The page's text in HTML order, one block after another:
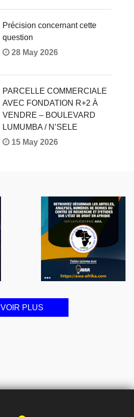
Précision concernant cette
question
28 May 2026
PARCELLE COMMERCIALE
AVEC FONDATION R+2 À
VENDRE – BOULEVARD
LUMUMBA / N’SELE
15 May 2026
VOIR PLUS